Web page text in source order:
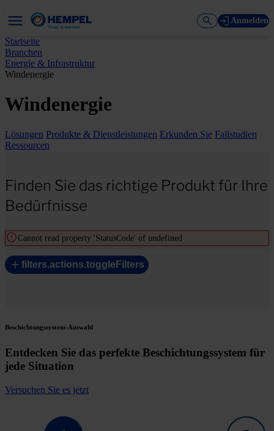
Anmelden
Startseite
Branchen
Energie & Infrastruktur
Windenergie
Windenergie
Lösungen Produkte & Dienstleistungen Erkunden Sie Fallstudien
Ressourcen
Finden Sie das richtige Produkt für Ihre
Bedürfnisse
Cannot read property 'StatusCode' of undefined
filters.actions.toggleFilters
Beschichtungssystem-Auswahl
Entdecken Sie das perfekte Beschichtungssystem für
jede Situation
Versuchen Sie es jetzt